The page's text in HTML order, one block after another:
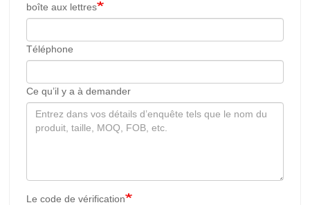
boîte aux lettres
Téléphone
Ce qu’il y a à demander
Le code de vérification